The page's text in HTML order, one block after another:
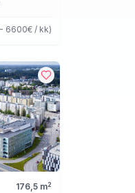
6600€ / kk)
176,5 m2